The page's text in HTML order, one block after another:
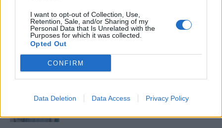
I want to opt-out of Collection, Use,
Retention, Sale, and/or Sharing of my
Personal Data that Is Unrelated with the
Purposes for which it was collected.
Opted Out
CONFIRM
Data Deletion Data Access Privacy Policy
13. rész